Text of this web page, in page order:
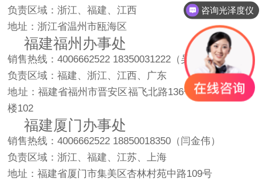
负责区域：浙江、福建、江西
地址：浙江省温州市瓯海区
福建福州办事处
销售热线：4006662522 18350031222（吴国钗）
负责区域：福建、浙江、江西、广东
地址：福建省福州市晋安区福飞北路136号新慧嘉苑11号
楼102
福建厦门办事处
销售热线：4006662522 18850018350（闫金伟）
负责区域：浙江、福建、江苏、上海
地址：福建省厦门市集美区杏林村苑中路109号
咨询光泽度仪